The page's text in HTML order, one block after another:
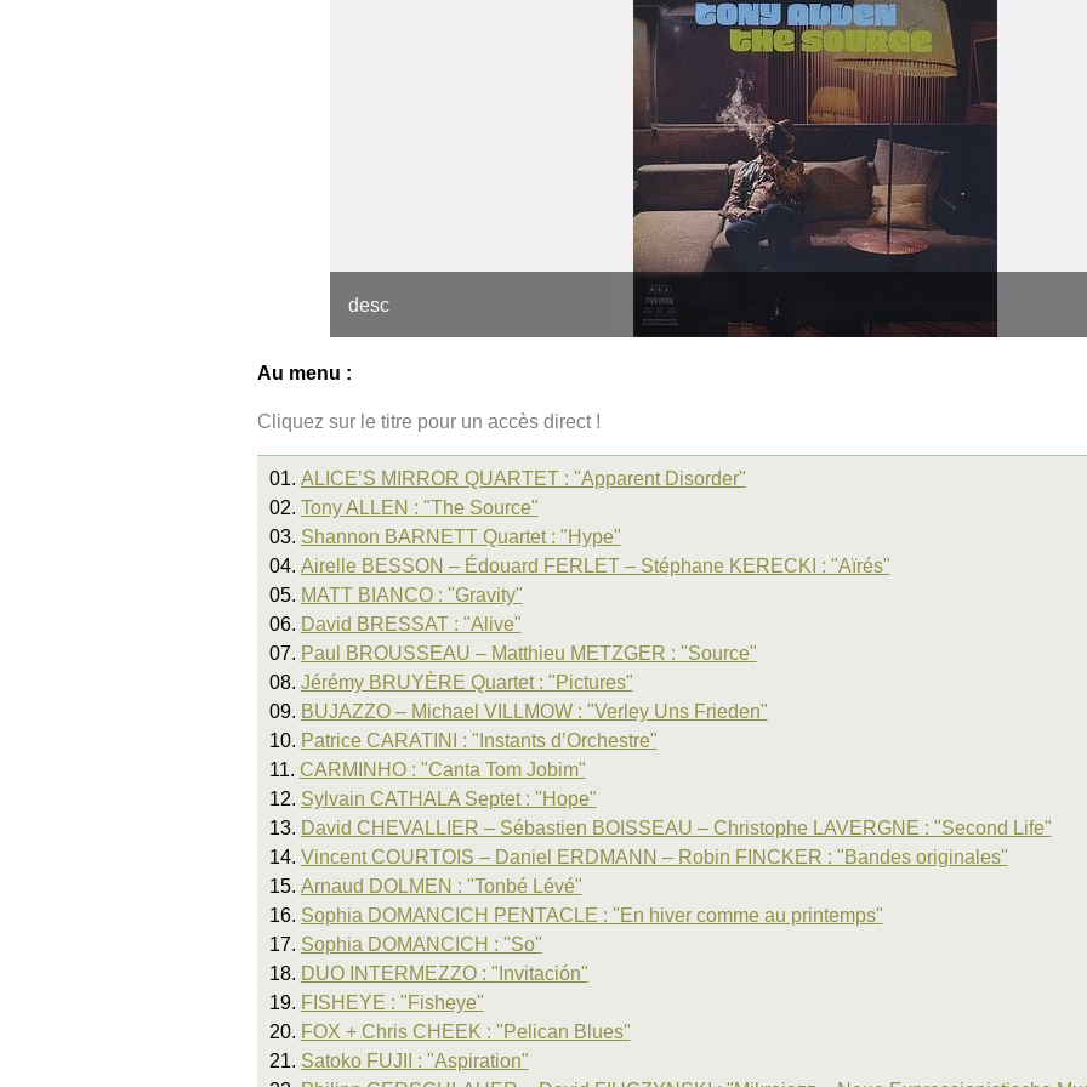
desc
Au menu :
Cliquez sur le titre pour un accès direct !
01. ALICE’S MIRROR QUARTET : "Apparent Disorder"
02. Tony ALLEN : "The Source"
03. Shannon BARNETT Quartet : "Hype"
04. Airelle BESSON – Édouard FERLET – Stéphane KERECKI : "Aïrés"
05. MATT BIANCO : "Gravity"
06. David BRESSAT : "Alive"
07. Paul BROUSSEAU – Matthieu METZGER : "Source"
08. Jérémy BRUYÈRE Quartet : "Pictures"
09. BUJAZZO – Michael VILLMOW : "Verley Uns Frieden"
10. Patrice CARATINI : "Instants d’Orchestre"
11. CARMINHO : "Canta Tom Jobim"
12. Sylvain CATHALA Septet : "Hope"
13. David CHEVALLIER – Sébastien BOISSEAU – Christophe LAVERGNE : "Second Life"
14. Vincent COURTOIS – Daniel ERDMANN – Robin FINCKER : "Bandes originales"
15. Arnaud DOLMEN : "Tonbé Lévé"
16. Sophia DOMANCICH PENTACLE : "En hiver comme au printemps"
17. Sophia DOMANCICH : "So"
18. DUO INTERMEZZO : "Invitación"
19. FISHEYE : "Fisheye"
20. FOX + Chris CHEEK : "Pelican Blues"
21. Satoko FUJII : "Aspiration"